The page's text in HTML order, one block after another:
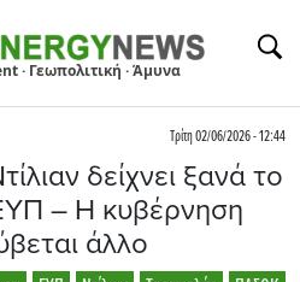
· Γεωπολιτική · Άμυνα
Τρίτη 02/06/2026 - 12:44
δείχνει ξανά το
– Η κυβέρνηση
άλλο